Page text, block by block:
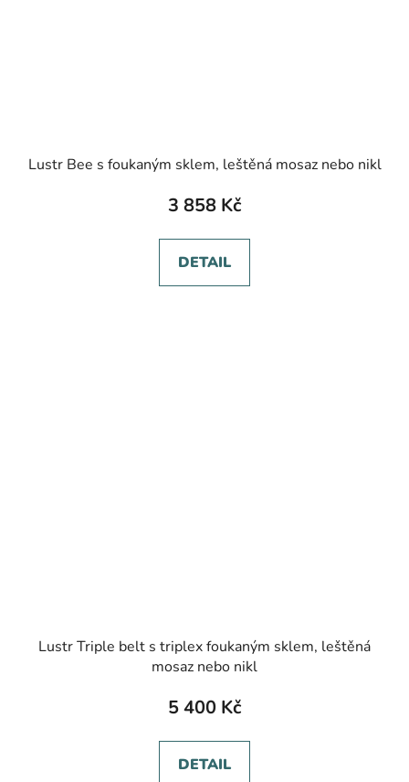
Lustr Bee s foukaným sklem, leštěná mosaz nebo nikl
3 858 Kč
DETAIL
Lustr Triple belt s triplex foukaným sklem, leštěná
mosaz nebo nikl
5 400 Kč
DETAIL